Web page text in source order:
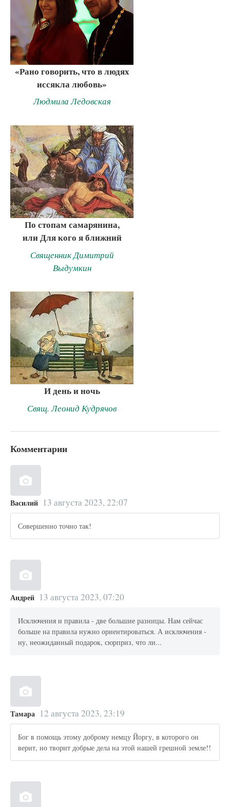
«Рано говорить, что в людях
иссякла любовь»
Людмила Ледовская
По стопам самарянина,
или Для кого я ближний
Священник Димитрий
Выдумкин
И день и ночь
Свящ. Леонид Кудрячов
Комментарии
Василий 13 августа 2023, 22:07
Совершенно точно так!
Андрей 13 августа 2023, 07:20
Исключения и правила - две большие разницы. Нам сейчас
больше на правила нужно ориентироваться. А исключения -
ну, неожиданный подарок, сюрприз, что ли...
Тамара 12 августа 2023, 23:19
Бог в помощь этому доброму немцу Йоргу, в которого он
верит, но творит добрые дела на этой нашей грешной земле!!